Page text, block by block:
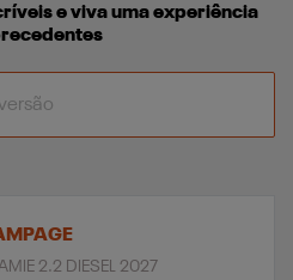
e viva uma experiência
2.2 DIESEL 2027